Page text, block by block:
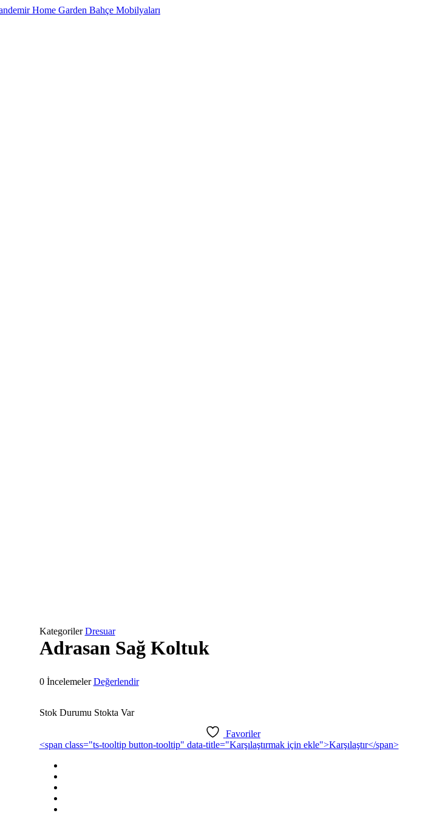
KategorilerDresuar
Adrasan Sağ Koltuk
0 İncelemeler Değerlendir
Stok Durumu Stokta Var
Favoriler
<span class="ts-tooltip button-tooltip" data-title="Karşılaştırmak için ekle">Karşılaştır</span>